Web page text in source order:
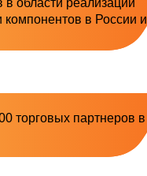
области реализации
в России и
торговых партнеров в